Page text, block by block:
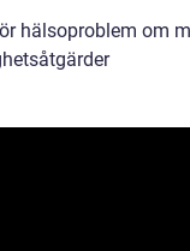
hälsoproblem om